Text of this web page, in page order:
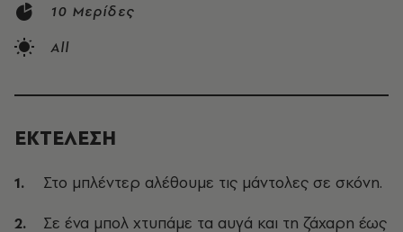
10 Μερίδες
All
ΕΚΤΕΛΕΣΗ
Στο μπλέντερ αλέθουμε τις μάντολες σε σκόνη.
Σε ένα μπολ χτυπάμε τα αυγά και τη ζάχαρη έως